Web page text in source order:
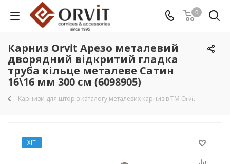
0
Карниз Orvit Арезо металевий
дворядний відкритий гладка
труба кільце металеве Сатин
16\16 мм 300 см (6098905)
Карнизи для штор з каталогу металевих карнизів TM Orvit
ХІТ